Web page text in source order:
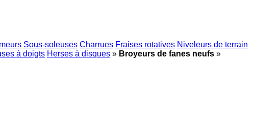
Sous-soleuses Charrues Fraises rotatives Niveleurs de terrain
à doigts Herses à disques » Broyeurs de fanes neufs »